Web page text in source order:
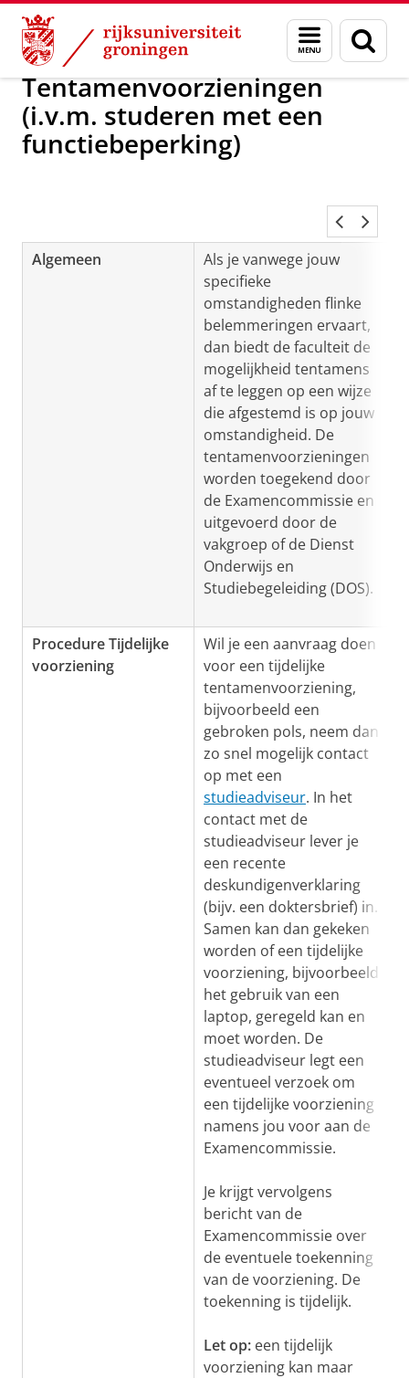
Skip
Content
Skip
Navigation
Menu
en
zoeken
Over ons Aanvragen en regelen
Tentamenvoorzieningen
(i.v.m. studeren met een
functiebeperking)
Algemeen
Als je vanwege jouw
specifieke
omstandigheden flinke
belemmeringen ervaart,
dan biedt de faculteit de
mogelijkheid tentamens
af te leggen op een wijze
die afgestemd is op jouw
omstandigheid. De
tentamenvoorzieningen
worden toegekend door
de Examencommissie en
uitgevoerd door de
vakgroep of de Dienst
Onderwijs en
Studiebegeleiding (DOS).
Procedure Tijdelijke
voorziening
Wil je een aanvraag doen
voor een tijdelijke
tentamenvoorziening,
bijvoorbeeld een
gebroken pols, neem dan
zo snel mogelijk contact
op met een
studieadviseur. In het
contact met de
studieadviseur lever je
een recente
deskundigenverklaring
(bijv. een doktersbrief) in.
Samen kan dan gekeken
worden of een tijdelijke
voorziening, bijvoorbeeld
het gebruik van een
laptop, geregeld kan en
moet worden. De
studieadviseur legt een
eventueel verzoek om
een tijdelijke voorziening
namens jou voor aan de
Examencommissie.
Je krijgt vervolgens
bericht van de
Examencommissie over
de eventuele toekenning
van de voorziening. De
toekenning is tijdelijk.
Let op: een tijdelijk
voorziening kan maar